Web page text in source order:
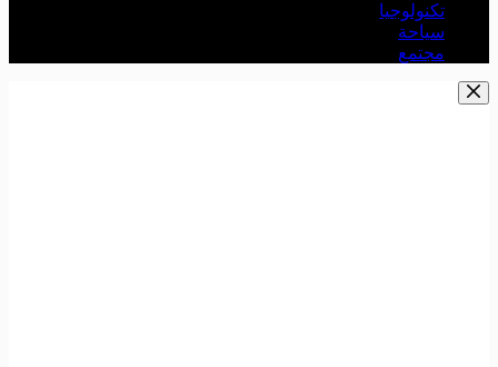
تكنولوجيا
سياحة
مجتمع